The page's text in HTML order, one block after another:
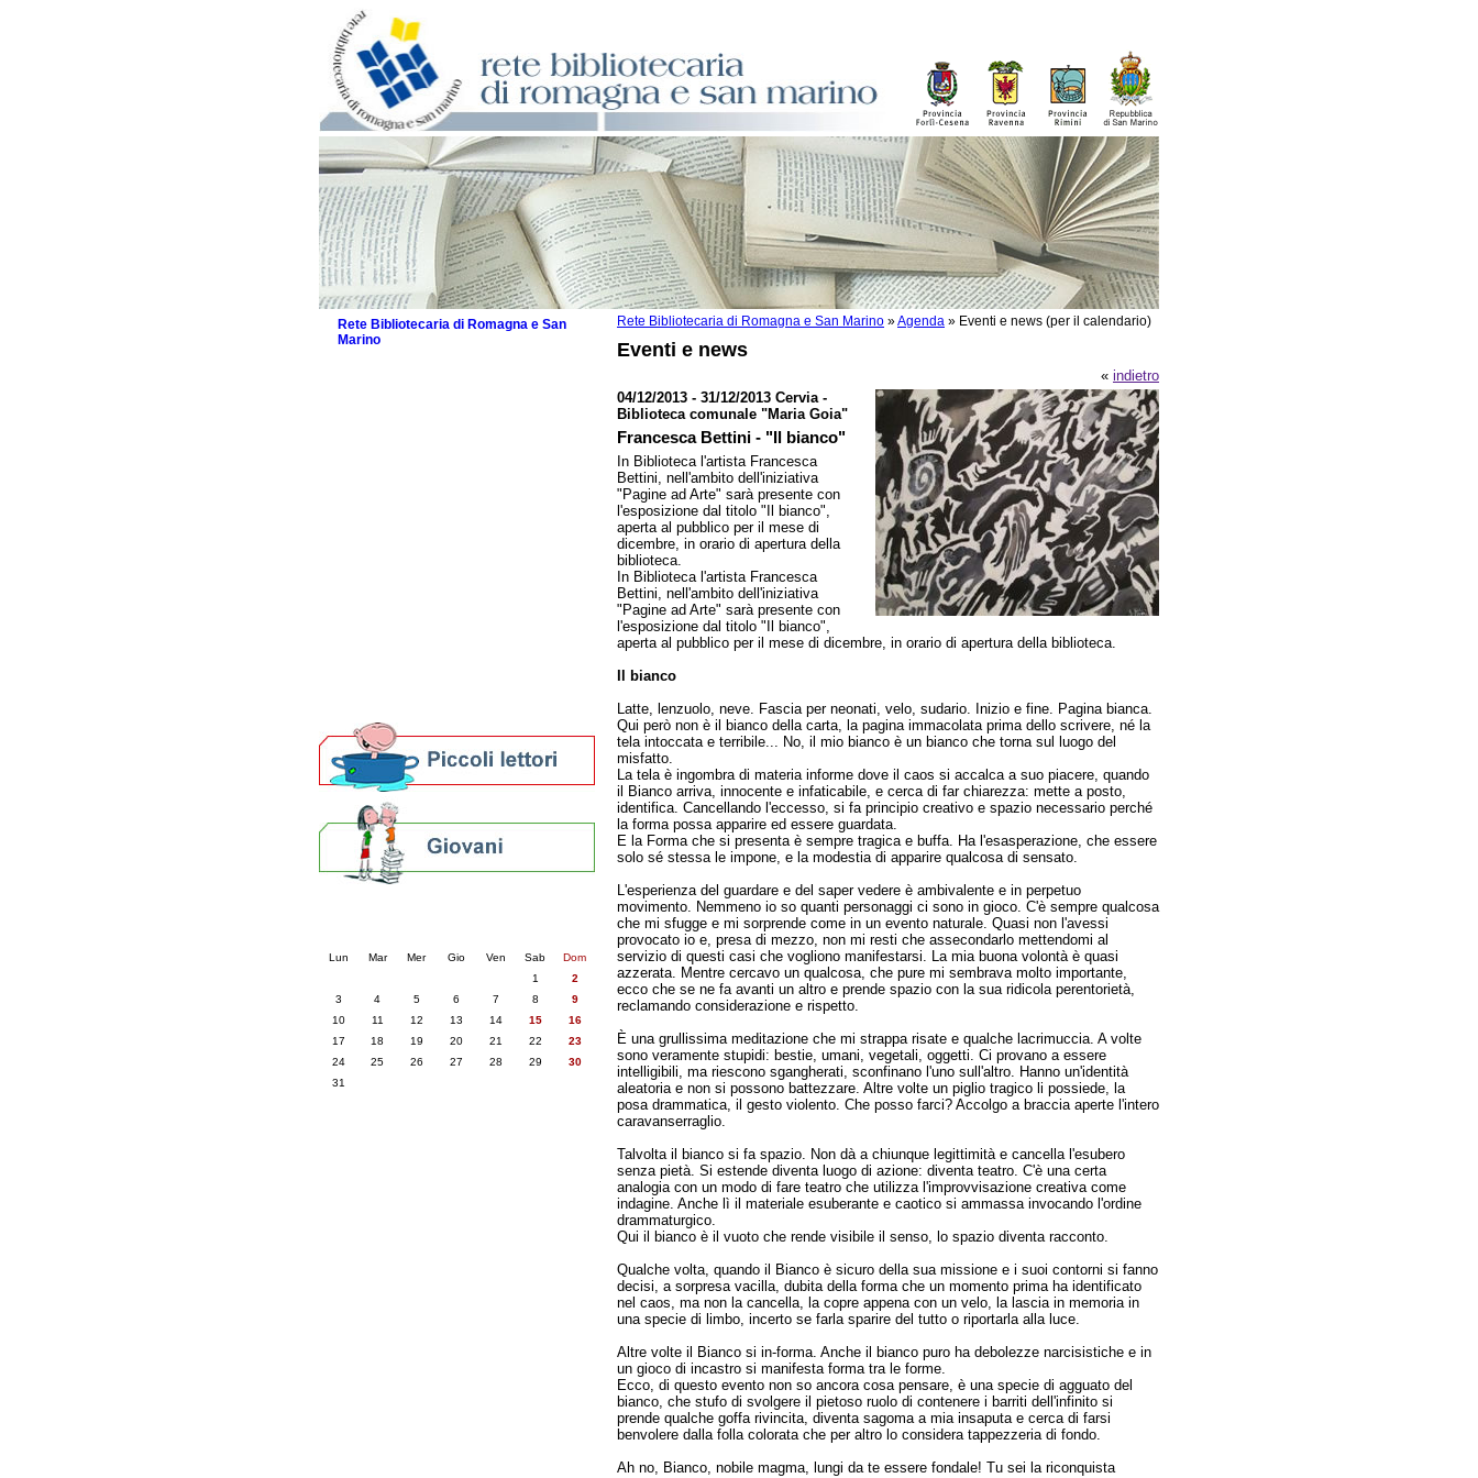
Rete Bibliotecaria di Romagna e San Marino »Agenda » Eventi e news (per il calendario)
Eventi e news
« indietro
04/12/2013 - 31/12/2013 Cervia -
Biblioteca comunale "Maria Goia"
Francesca Bettini - "Il bianco"
In Biblioteca l'artista Francesca
Bettini, nell'ambito dell'iniziativa
"Pagine ad Arte" sarà presente con
l'esposizione dal titolo "Il bianco",
aperta al pubblico per il mese di
dicembre, in orario di apertura della
biblioteca.
In Biblioteca l'artista Francesca
Bettini, nell'ambito dell'iniziativa
"Pagine ad Arte" sarà presente con
l'esposizione dal titolo "Il bianco",
aperta al pubblico per il mese di dicembre, in orario di apertura della biblioteca.
Il bianco
Latte, lenzuolo, neve. Fascia per neonati, velo, sudario. Inizio e fine. Pagina bianca.
Qui però non è il bianco della carta, la pagina immacolata prima dello scrivere, né la
tela intoccata e terribile... No, il mio bianco è un bianco che torna sul luogo del
misfatto.
La tela è ingombra di materia informe dove il caos si accalca a suo piacere, quando
il Bianco arriva, innocente e infaticabile, e cerca di far chiarezza: mette a posto,
identifica. Cancellando l'eccesso, si fa principio creativo e spazio necessario perché
la forma possa apparire ed essere guardata.
E la Forma che si presenta è sempre tragica e buffa. Ha l'esasperazione, che essere
solo sé stessa le impone, e la modestia di apparire qualcosa di sensato.
L'esperienza del guardare e del saper vedere è ambivalente e in perpetuo
movimento. Nemmeno io so quanti personaggi ci sono in gioco. C'è sempre qualcosa
che mi sfugge e mi sorprende come in un evento naturale. Quasi non l'avessi
provocato io e, presa di mezzo, non mi resti che assecondarlo mettendomi al
servizio di questi casi che vogliono manifestarsi. La mia buona volontà è quasi
azzerata. Mentre cercavo un qualcosa, che pure mi sembrava molto importante,
ecco che se ne fa avanti un altro e prende spazio con la sua ridicola perentorietà,
reclamando considerazione e rispetto.
È una grullissima meditazione che mi strappa risate e qualche lacrimuccia. A volte
sono veramente stupidi: bestie, umani, vegetali, oggetti. Ci provano a essere
intelligibili, ma riescono sgangherati, sconfinano l'uno sull'altro. Hanno un'identità
aleatoria e non si possono battezzare. Altre volte un piglio tragico li possiede, la
posa drammatica, il gesto violento. Che posso farci? Accolgo a braccia aperte l'intero
caravanserraglio.
Talvolta il bianco si fa spazio. Non dà a chiunque legittimità e cancella l'esubero
senza pietà. Si estende diventa luogo di azione: diventa teatro. C'è una certa
analogia con un modo di fare teatro che utilizza l'improvvisazione creativa come
indagine. Anche lì il materiale esuberante e caotico si ammassa invocando l'ordine
drammaturgico.
Qui il bianco è il vuoto che rende visibile il senso, lo spazio diventa racconto.
Qualche volta, quando il Bianco è sicuro della sua missione e i suoi contorni si fanno
decisi, a sorpresa vacilla, dubita della forma che un momento prima ha identificato
nel caos, ma non la cancella, la copre appena con un velo, la lascia in memoria in
una specie di limbo, incerto se farla sparire del tutto o riportarla alla luce.
Altre volte il Bianco si in-forma. Anche il bianco puro ha debolezze narcisistiche e in
un gioco di incastro si manifesta forma tra le forme.
Ecco, di questo evento non so ancora cosa pensare, è una specie di agguato del
bianco, che stufo di svolgere il pietoso ruolo di contenere i barriti dell'infinito si
prende qualche goffa rivincita, diventa sagoma a mia insaputa e cerca di farsi
benvolere dalla folla colorata che per altro lo considera tappezzeria di fondo.
Ah no, Bianco, nobile magma, lungi da te essere fondale! Tu sei la riconquista
Rete Bibliotecaria di Romagna e San
Marino
Lun Mar Mer Gio Ven Sab
Dom
1
2
3
4 5 6 7 8
9
10
11 12 13 14 15
16
17
18 19 20 21 22
23
24
25 26 27 28 29
30
31